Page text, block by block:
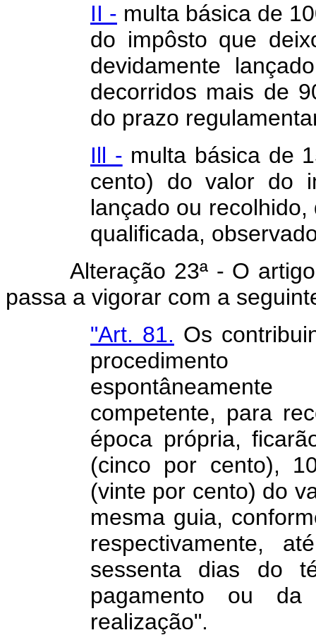
II - multa básica de
do impôsto que
devidamente
decorridos mais de
do prazo
Ill - multa básica de
cento) do valor do
lançado ou
qualificada,
Alteração 23ª - O artigo
passa a vigorar com a
"Art. 81. Os
competente, para
época própria,
(cinco por cento),
(vinte por cento) do
mesma guia,
respectivamente,
sessenta dias do
pagamento ou
realização".